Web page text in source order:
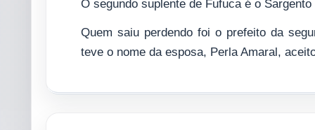
O segundo suplente de Fufuca é o
Quem saiu perdendo foi o prefeito da
teve o nome da esposa, Perla Amaral,